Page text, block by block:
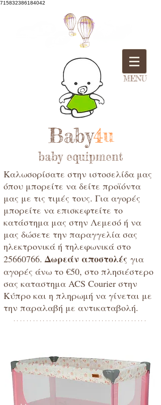
715832386184042
MENU
Baby4u
baby equipment
Καλωσορίσατε στην ιστοσελίδα μας
όπου μπορείτε να δείτε προϊόντα
μας με τις τιμές τους. Για αγορές
μπορείτε να επισκεφτείτε το
κατάστημα μας στην Λεμεσό ή να
μας δώσετε την παραγγελία σας
ηλεκτρονικά ή τηλεφωνικά στο
25660766.Δωρεάν αποστολές για
αγορές άνω το €50, στο πλησιέστερο
σας καταστημα ACS Courier στην
Κύπρο και η πληρωμή να γίνεται με
την παραλαβή με αντικαταβολή.
*****************************************